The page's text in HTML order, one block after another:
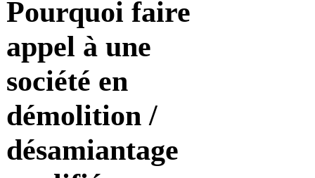
Pourquoi faire
appel à une
société en
démolition /
désamiantage